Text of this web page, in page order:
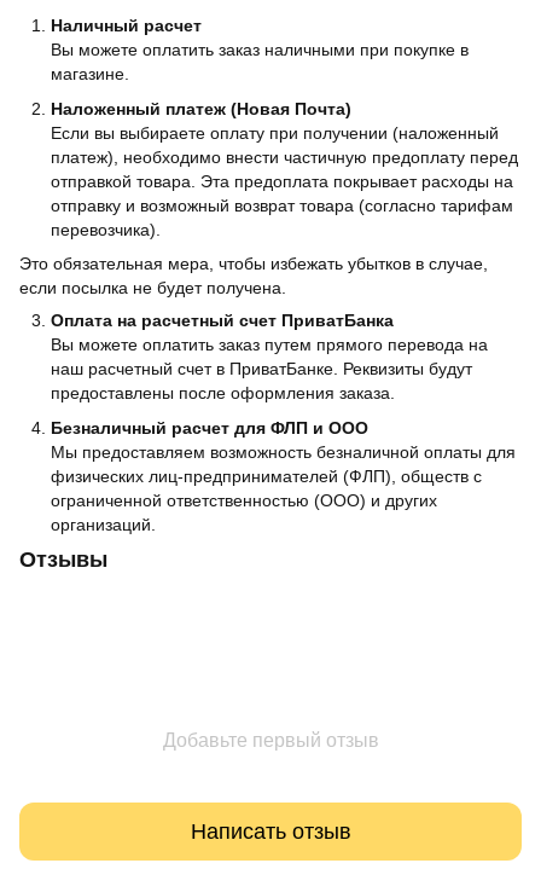
Наличный расчет
Вы можете оплатить заказ наличными при покупке в
магазине.
Наложенный платеж (Новая Почта)
Если вы выбираете оплату при получении (наложенный
платеж), необходимо внести частичную предоплату перед
отправкой товара. Эта предоплата покрывает расходы на
отправку и возможный возврат товара (согласно тарифам
перевозчика).
Это обязательная мера, чтобы избежать убытков в случае,
если посылка не будет получена.
Оплата на расчетный счет ПриватБанка
Вы можете оплатить заказ путем прямого перевода на
наш расчетный счет в ПриватБанке. Реквизиты будут
предоставлены после оформления заказа.
Безналичный расчет для ФЛП и ООО
Мы предоставляем возможность безналичной оплаты для
физических лиц-предпринимателей (ФЛП), обществ с
ограниченной ответственностью (ООО) и других
организаций.
Отзывы
Добавьте первый отзыв
Написать отзыв